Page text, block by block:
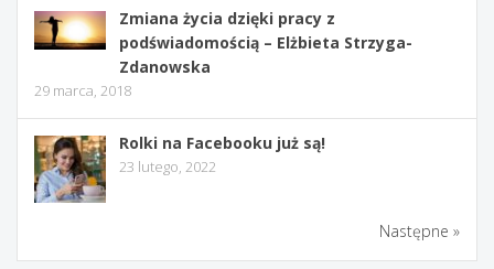
Zmiana życia dzięki pracy z
podświadomością – Elżbieta Strzyga-
Zdanowska
29 marca, 2018
Rolki na Facebooku już są!
23 lutego, 2022
Następne »